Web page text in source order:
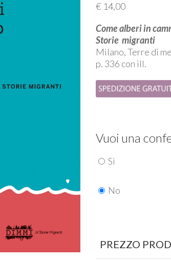
€ 14,00
Come alberi in
Storie migranti
Milano, Terre di
p. 336 con ill.
Vuoi una
Sì
No
PREZZO